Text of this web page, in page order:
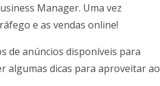
Manager. Uma vez
e as vendas online!
de anúncios disponíveis para
algumas dicas para aproveitar ao